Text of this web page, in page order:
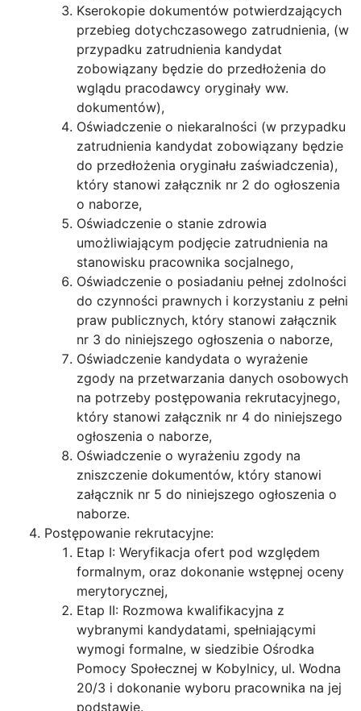
Kserokopie dokumentów potwierdzających
przebieg dotychczasowego zatrudnienia, (w
przypadku zatrudnienia kandydat
zobowiązany będzie do przedłożenia do
wglądu pracodawcy oryginały ww.
dokumentów),
Oświadczenie o niekaralności (w przypadku
zatrudnienia kandydat zobowiązany będzie
do przedłożenia oryginału zaświadczenia),
który stanowi załącznik nr 2 do ogłoszenia
o naborze,
Oświadczenie o stanie zdrowia
umożliwiającym podjęcie zatrudnienia na
stanowisku pracownika socjalnego,
Oświadczenie o posiadaniu pełnej zdolności
do czynności prawnych i korzystaniu z pełni
praw publicznych, który stanowi załącznik
nr 3 do niniejszego ogłoszenia o naborze,
Oświadczenie kandydata o wyrażenie
zgody na przetwarzania danych osobowych
na potrzeby postępowania rekrutacyjnego,
który stanowi załącznik nr 4 do niniejszego
ogłoszenia o naborze,
Oświadczenie o wyrażeniu zgody na
zniszczenie dokumentów, który stanowi
załącznik nr 5 do niniejszego ogłoszenia o
naborze.
Postępowanie rekrutacyjne:
Etap I: Weryfikacja ofert pod względem
formalnym, oraz dokonanie wstępnej oceny
merytorycznej,
Etap II: Rozmowa kwalifikacyjna z
wybranymi kandydatami, spełniającymi
wymogi formalne, w siedzibie Ośrodka
Pomocy Społecznej w Kobylnicy, ul. Wodna
20/3 i dokonanie wyboru pracownika na jej
podstawie.